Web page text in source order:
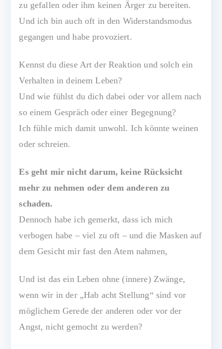
zu gefallen oder ihm keinen Ärger zu bereiten.
Und ich bin auch oft in den Widerstandsmodus
gegangen und habe provoziert.
Kennst du diese Art der Reaktion und solch ein
Verhalten in deinem Leben?
Und wie fühlst du dich dabei oder vor allem nach
so einem Gespräch oder einer Begegnung?
Ich fühle mich damit unwohl. Ich könnte weinen
oder schreien.
Es geht mir nicht darum, keine Rücksicht
mehr zu nehmen oder dem anderen zu
schaden.
Dennoch habe ich gemerkt, dass ich mich
verbogen habe – viel zu oft – und die Masken auf
dem Gesicht mir fast den Atem nahmen,
Und ist das ein Leben ohne (innere) Zwänge,
wenn wir in der „Hab acht Stellung“ sind vor
möglichem Gerede der anderen oder vor der
Angst, nicht gemocht zu werden?